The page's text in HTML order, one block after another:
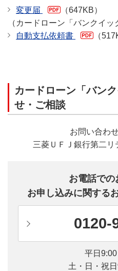
する方のみご連絡いた
担当者から「相続届
合は、必要事項をご
ダイヤビルディング
株式会社三菱ＵＦＪ
副業詐欺の例
『簡単に高収入』『
問い合わせ先が曖昧
変更届
（647KB）
（カードローン「バンクイッ
自動支払依頼書
（
カードローン「バン
せ・ご相談
お問い合わ
三菱ＵＦＪ銀行第二
お電話での
お申し込みに関する
0120-
平日
土・日・祝